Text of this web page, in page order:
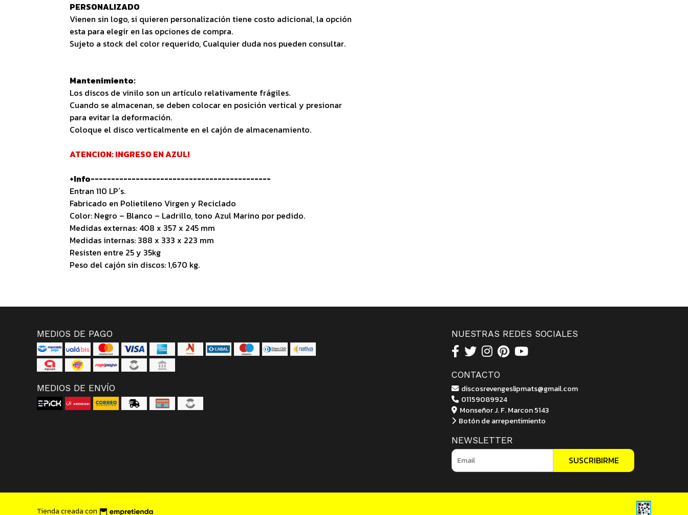
PERSONALIZADO
Vienen sin logo, si quieren personalización tiene costo adicional, la opción
esta para elegir en las opciones de compra.
Sujeto a stock del color requerido, Cualquier duda nos pueden consultar.
Mantenimiento:
Los discos de vinilo son un artículo relativamente frágiles.
Cuando se almacenan, se deben colocar en posición vertical y presionar
para evitar la deformación.
Coloque el disco verticalmente en el cajón de almacenamiento.
ATENCION: INGRESO EN AZUL!
+Info--------------------------------------------
Entran 110 LP´s.
Fabricado en Polietileno Virgen y Reciclado
Color: Negro – Blanco – Ladrillo, tono Azul Marino por pedido.
Medidas externas: 408 x 357 x 245 mm
Medidas internas: 388 x 333 x 223 mm
Resisten entre 25 y 35kg
Peso del cajón sin discos: 1,670 kg.
MEDIOS DE PAGO
MEDIOS DE ENVÍO
NUESTRAS REDES SOCIALES
CONTACTO
discosrevengeslipmats@gmail.com
01159089924
Monseñor J. F. Marcon 5143
Botón de arrepentimiento
NEWSLETTER
SUSCRIBIRME
Tienda creada con